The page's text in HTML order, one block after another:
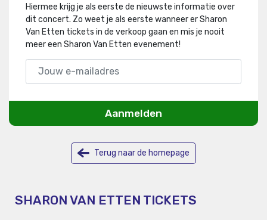
Hiermee krijg je als eerste de nieuwste informatie over
dit concert. Zo weet je als eerste wanneer er Sharon
Van Etten tickets in de verkoop gaan en mis je nooit
meer een Sharon Van Etten evenement!
Aanmelden
Terug naar de homepage
SHARON VAN ETTEN TICKETS